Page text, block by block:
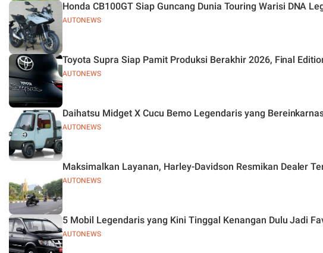
AUTONEWS
Honda CB100GT Siap Guncang Dunia Touring Warisi DNA
AUTONEWS
Toyota Supra Siap Pamit Produksi Berakhir 2026, Final
AUTONEWS
Daihatsu Midget X Cucu Bemo Legendaris yang
AUTONEWS
Maksimalkan Layanan, Harley-Davidson Resmikan Dealer
AUTONEWS
5 Mobil Legendaris yang Kini Tinggal Kenangan Dulu Jadi